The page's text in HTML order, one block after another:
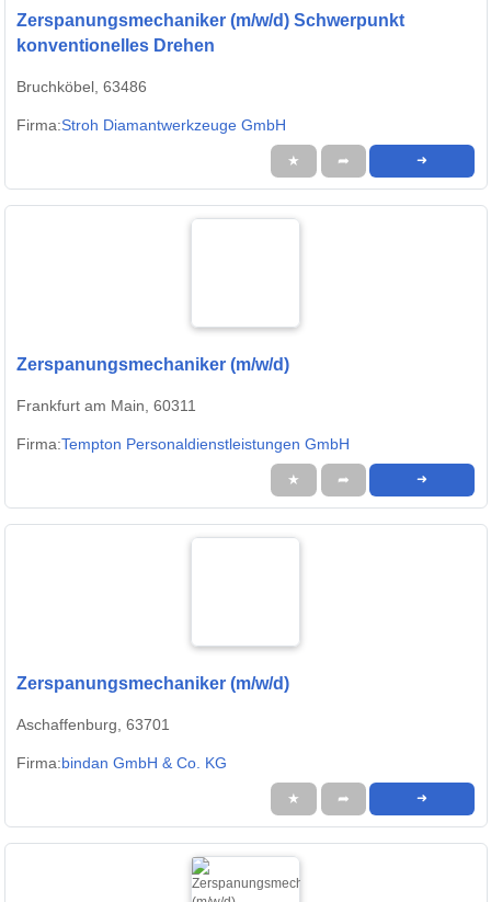
Zerspanungsmechaniker (m/w/d) Schwerpunkt
konventionelles Drehen
Bruchköbel, 63486
Firma:Stroh Diamantwerkzeuge GmbH
★ ➦ ➜
Zerspanungsmechaniker (m/w/d)
Frankfurt am Main, 60311
Firma:Tempton Personaldienstleistungen GmbH
★ ➦ ➜
Zerspanungsmechaniker (m/w/d)
Aschaffenburg, 63701
Firma:bindan GmbH & Co. KG
★ ➦ ➜